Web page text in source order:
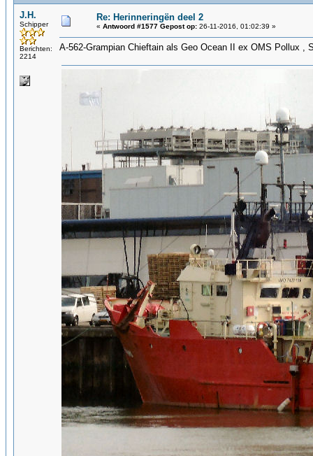
J.H.
Schipper
Berichten:
2214
Re: Herinneringën deel 2
« Antwoord #1577 Gepost op: 26-11-2016, 01:02:39 »
A-562-Grampian Chieftain als Geo Ocean II ex OMS Pollux ,